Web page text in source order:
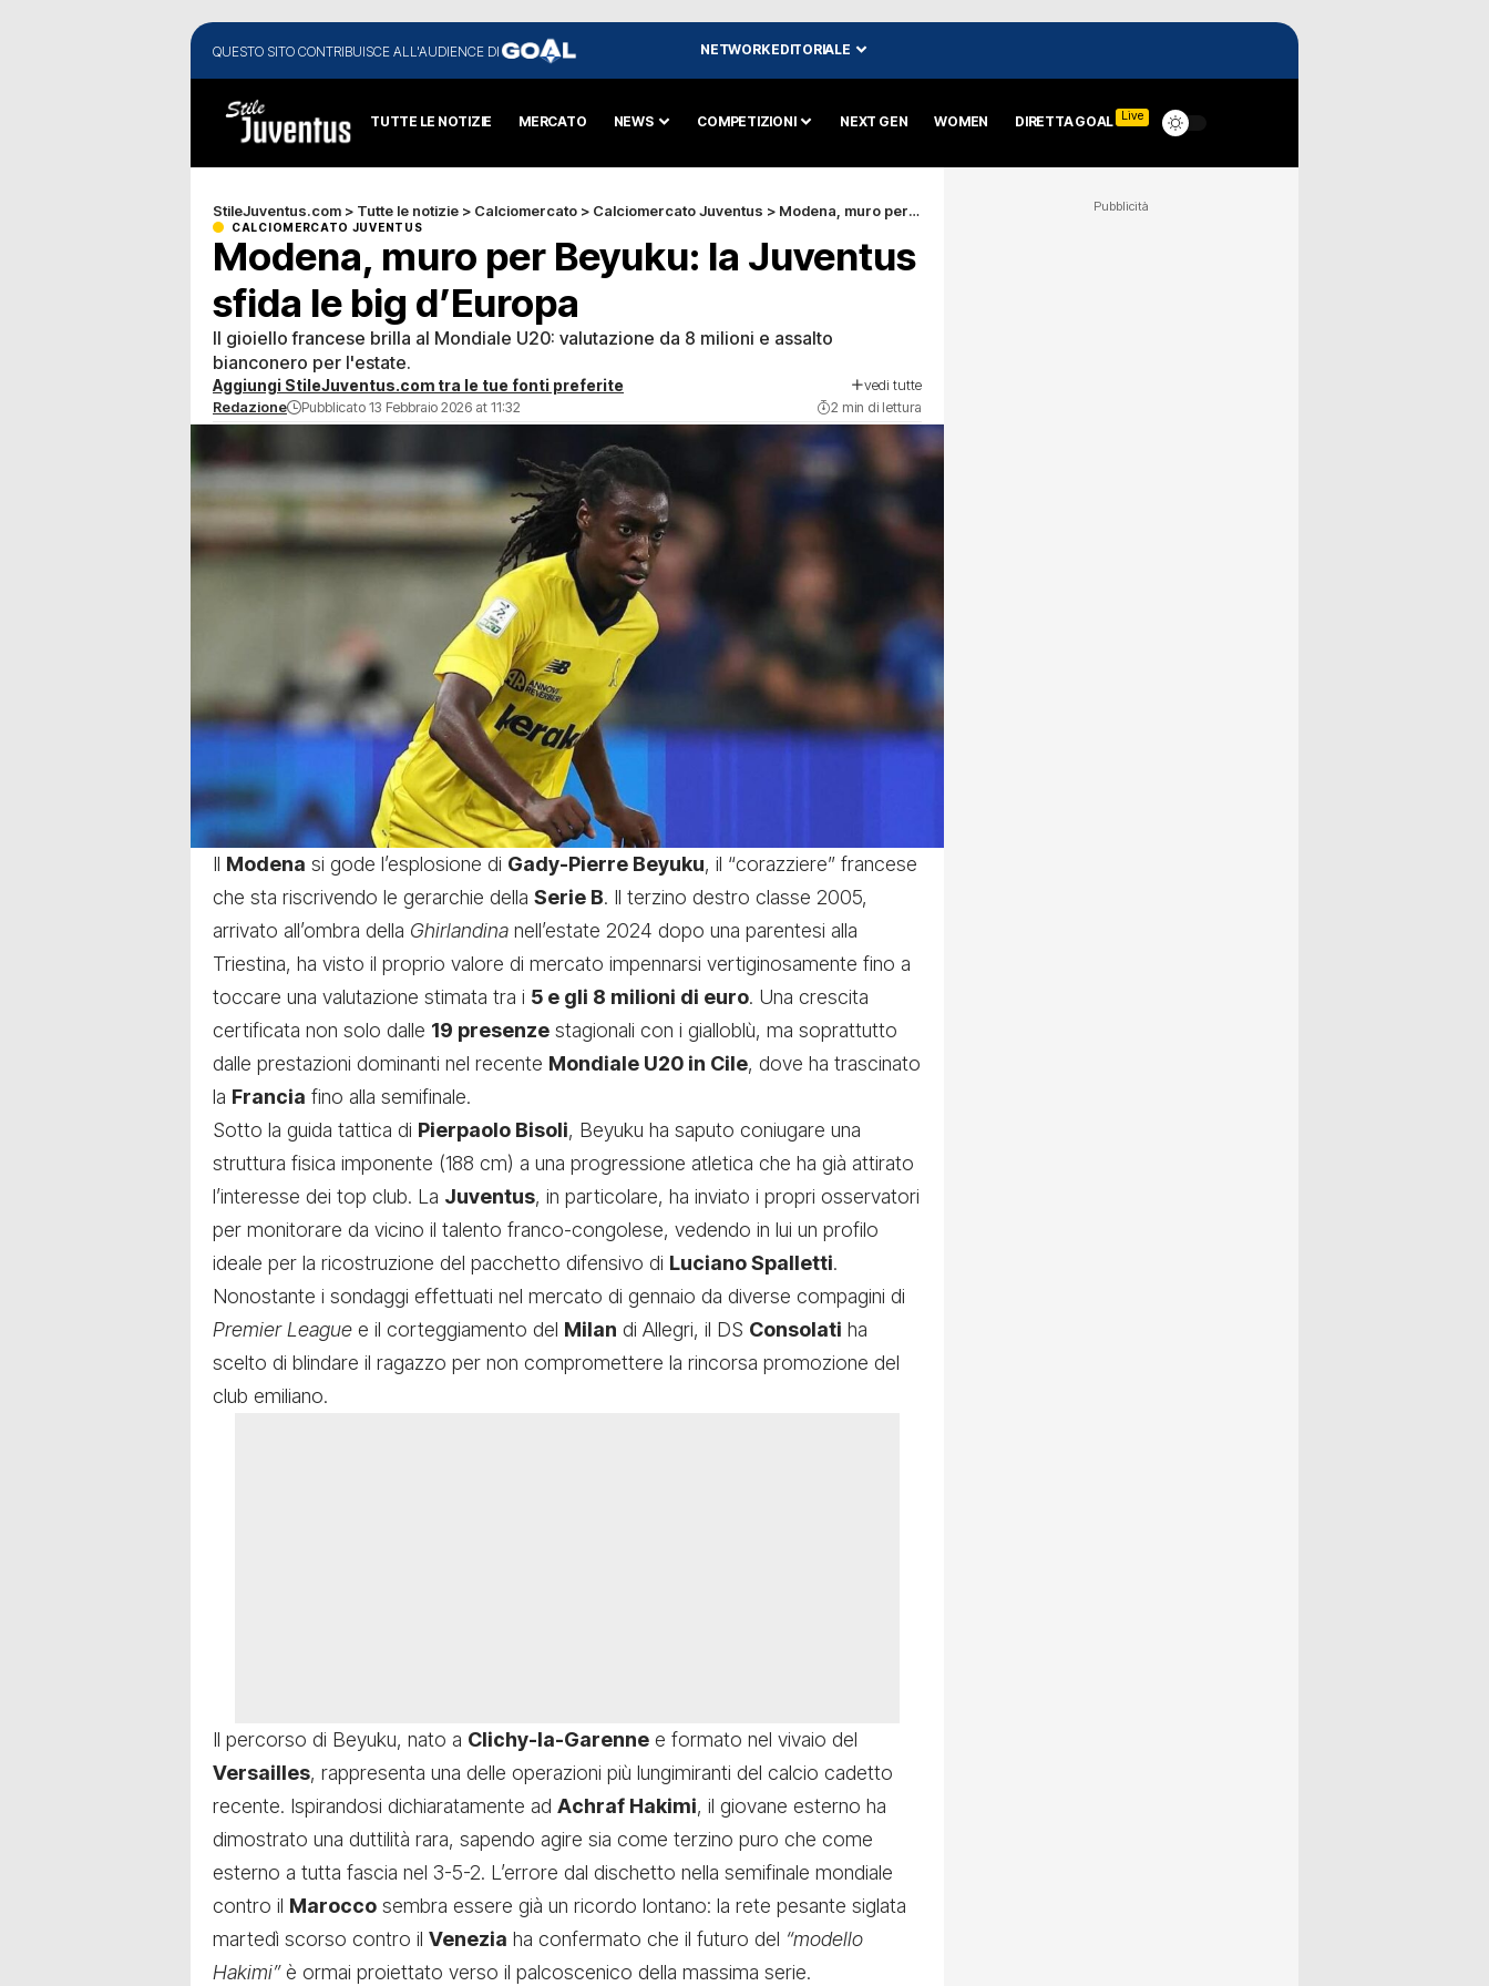
QUESTO SITO CONTRIBUISCE ALL'AUDIENCE DI NETWORK EDITORIALE
TUTTE LE NOTIZIE MERCATO NEWS COMPETIZIONI NEXT GEN WOMEN DIRETTA GOAL Live
StileJuventus.com > Tutte le notizie > Calciomercato > Calciomercato Juventus > Modena, muro per Beyuku: la Juventus sfida le big d’Europa
CALCIOMERCATO JUVENTUS
Modena, muro per Beyuku: la Juventus
sfida le big d’Europa
Il gioiello francese brilla al Mondiale U20: valutazione da 8 milioni e assalto
bianconero per l'estate.
Aggiungi StileJuventus.com tra le tue fonti preferite vedi tutte
Redazione Pubblicato 13 Febbraio 2026 at 11:32 2 min di lettura
Il Modena si gode l’esplosione di Gady-Pierre Beyuku, il “corazziere” francese
che sta riscrivendo le gerarchie della Serie B. Il terzino destro classe 2005,
arrivato all’ombra della Ghirlandina nell’estate 2024 dopo una parentesi alla
Triestina, ha visto il proprio valore di mercato impennarsi vertiginosamente fino a
toccare una valutazione stimata tra i 5 e gli 8 milioni di euro. Una crescita
certificata non solo dalle 19 presenze stagionali con i gialloblù, ma soprattutto
dalle prestazioni dominanti nel recente Mondiale U20 in Cile, dove ha trascinato
la Francia fino alla semifinale.
Sotto la guida tattica di Pierpaolo Bisoli, Beyuku ha saputo coniugare una
struttura fisica imponente (188 cm) a una progressione atletica che ha già attirato
l’interesse dei top club. La Juventus, in particolare, ha inviato i propri osservatori
per monitorare da vicino il talento franco-congolese, vedendo in lui un profilo
ideale per la ricostruzione del pacchetto difensivo di Luciano Spalletti.
Nonostante i sondaggi effettuati nel mercato di gennaio da diverse compagini di
Premier League e il corteggiamento del Milan di Allegri, il DS Consolati ha
scelto di blindare il ragazzo per non compromettere la rincorsa promozione del
club emiliano.
Il percorso di Beyuku, nato a Clichy-la-Garenne e formato nel vivaio del
Versailles, rappresenta una delle operazioni più lungimiranti del calcio cadetto
recente. Ispirandosi dichiaratamente ad Achraf Hakimi, il giovane esterno ha
dimostrato una duttilità rara, sapendo agire sia come terzino puro che come
esterno a tutta fascia nel 3-5-2. L’errore dal dischetto nella semifinale mondiale
contro il Marocco sembra essere già un ricordo lontano: la rete pesante siglata
martedì scorso contro il Venezia ha confermato che il futuro del “modello
Hakimi”è ormai proiettato verso il palcoscenico della massima serie.
Pubblicità